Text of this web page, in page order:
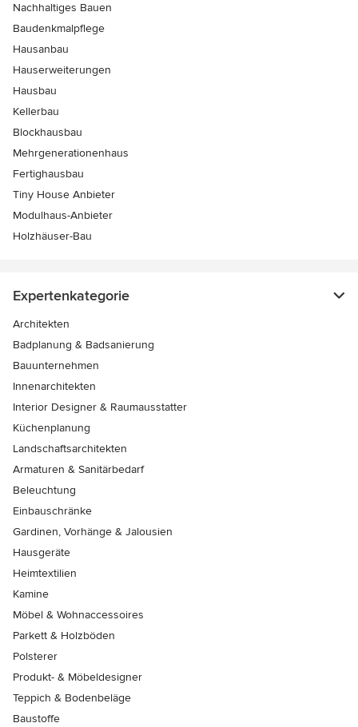
Nachhaltiges Bauen
Baudenkmalpflege
Hausanbau
Hauserweiterungen
Hausbau
Kellerbau
Blockhausbau
Mehrgenerationenhaus
Fertighausbau
Tiny House Anbieter
Modulhaus-Anbieter
Holzhäuser-Bau
Expertenkategorie
Architekten
Badplanung & Badsanierung
Bauunternehmen
Innenarchitekten
Interior Designer & Raumausstatter
Küchenplanung
Landschaftsarchitekten
Armaturen & Sanitärbedarf
Beleuchtung
Einbauschränke
Gardinen, Vorhänge & Jalousien
Hausgeräte
Heimtextilien
Kamine
Möbel & Wohnaccessoires
Parkett & Holzböden
Polsterer
Produkt- & Möbeldesigner
Teppich & Bodenbeläge
Baustoffe